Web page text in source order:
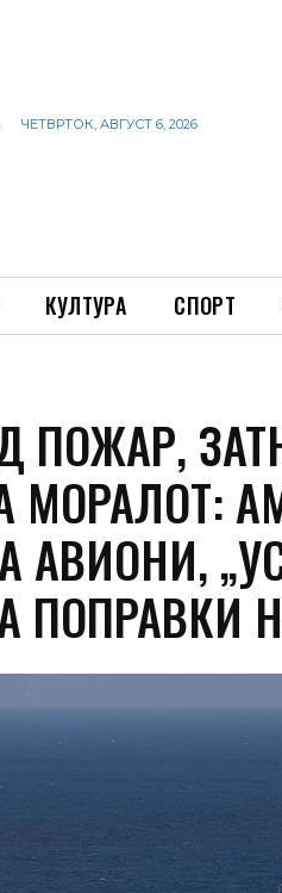
ЧЕТВРТОК, АВГУСТ 6, 2026
КУЛТУРА СПОРТ
ПОЖАР,
МОРАЛОТ:
АВИОНИ,
ПОПРАВКИ